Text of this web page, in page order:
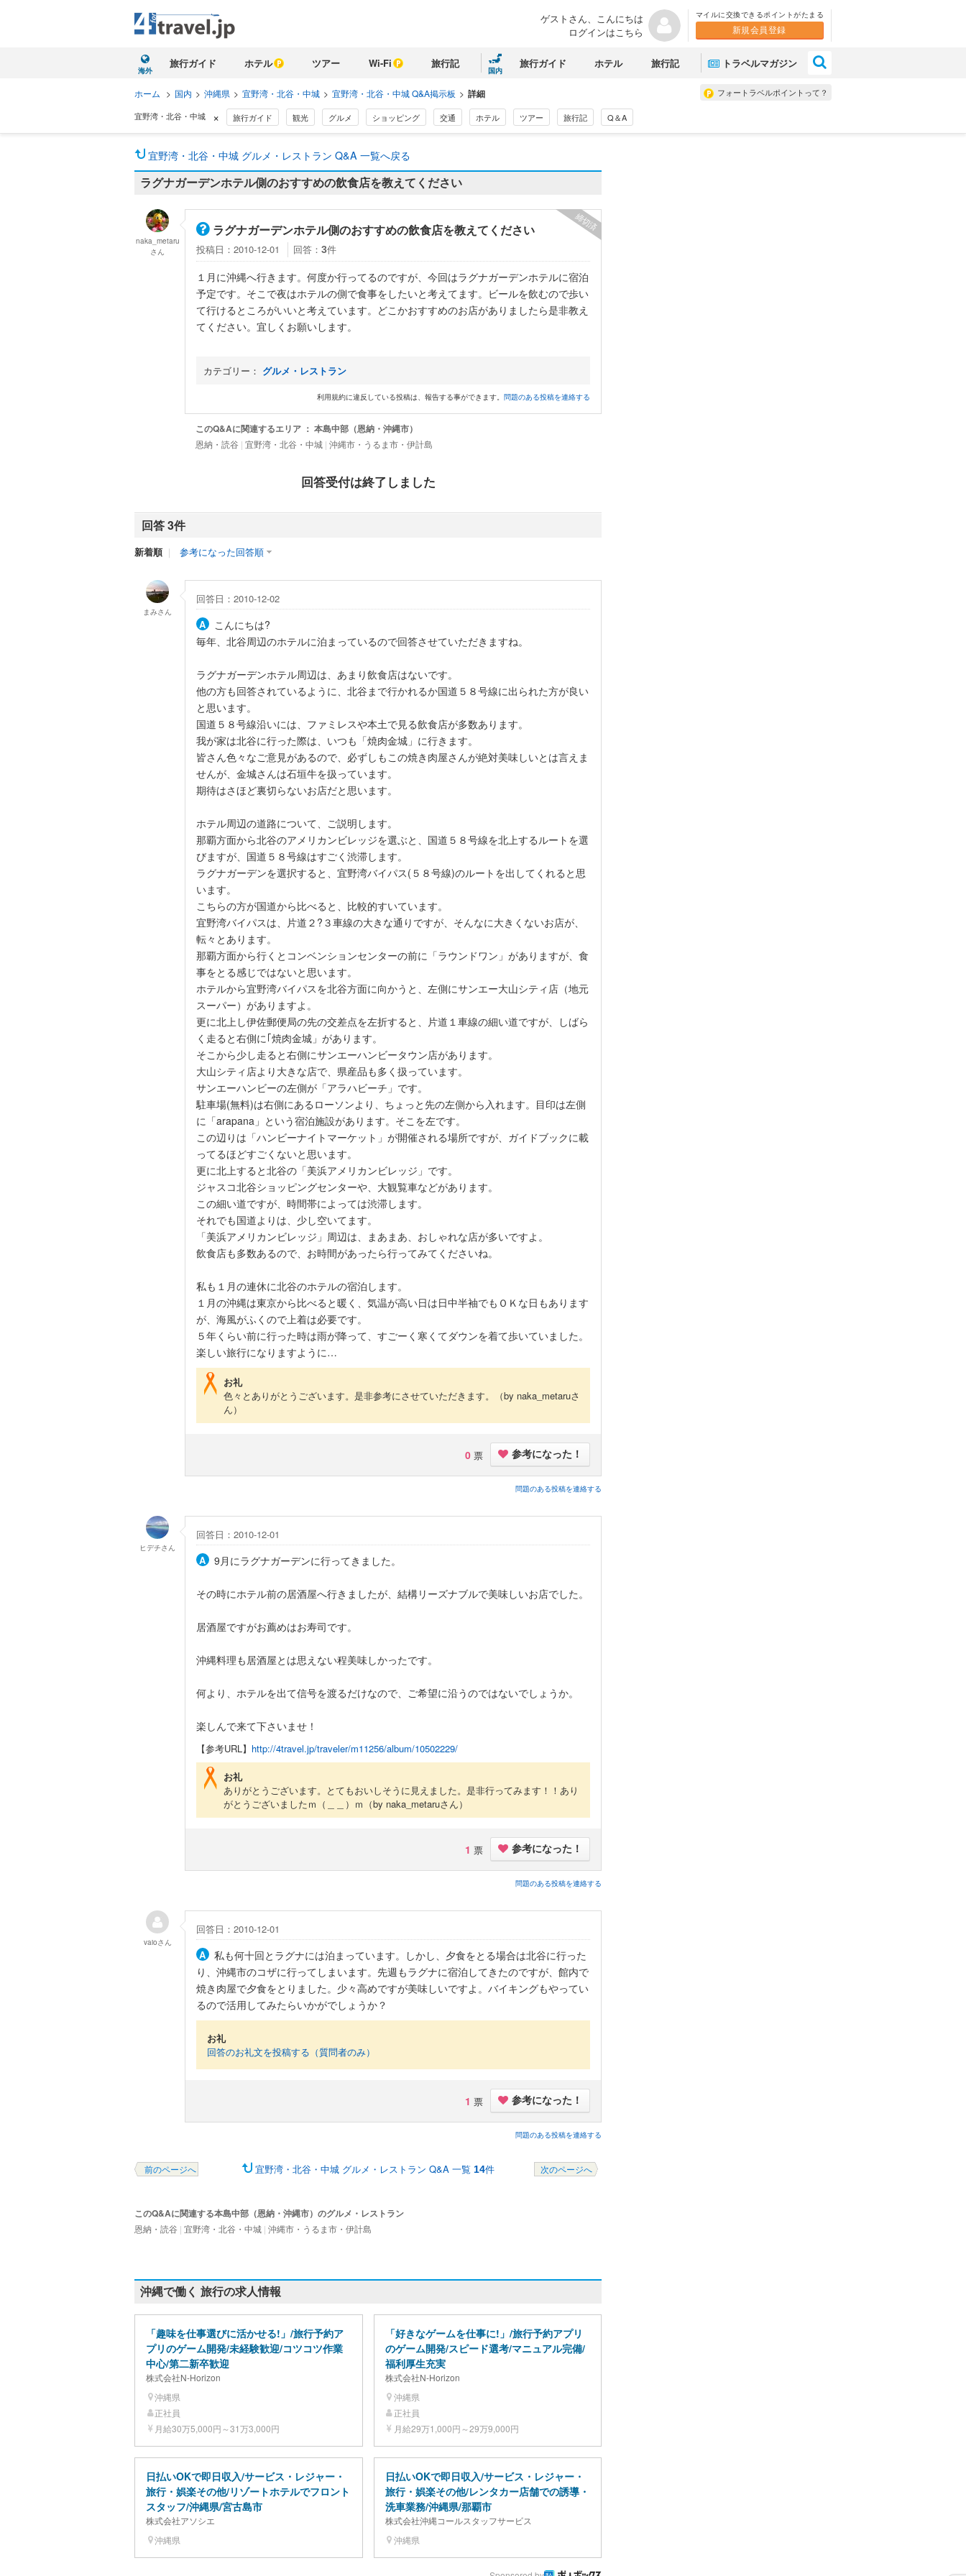
ゲストさん、こんにちは
ログインはこちら
マイルに交換できるポイントがたまる
新規会員登録
海外
旅行ガイド ホテル ツアー Wi-Fi 旅行記
国内
旅行ガイド ホテル 旅行記 トラベルマガジン
フォートラベルポイントって？
ホーム > 国内 > 沖縄県 > 宜野湾・北谷・中城 > 宜野湾・北谷・中城 Q&A掲示板 > 詳細
宜野湾・北谷・中城 × 旅行ガイド 観光 グルメ ショッピング 交通 ホテル ツアー 旅行記 Q＆A
宜野湾・北谷・中城 グルメ・レストラン Q&A 一覧へ戻る
ラグナガーデンホテル側のおすすめの飲食店を教えてください
ラグナガーデンホテル側のおすすめの飲食店を教えてください
投稿日：2010-12-01 回答： 3件
締切済
１月に沖縄へ行きます。何度か行ってるのですが、今回はラグナガーデンホテルに宿泊
予定です。そこで夜はホテルの側で食事をしたいと考えてます。ビールを飲むので歩い
て行けるところがいいと考えています。どこかおすすめのお店がありましたら是非教え
てください。宜しくお願いします。
カテゴリー： グルメ・レストラン
利用規約に違反している投稿は、報告する事ができます。 問題のある投稿を連絡する
naka_metaru
さん
このQ&Aに関連するエリア ： 本島中部（恩納・沖縄市）
恩納・読谷 | 宜野湾・北谷・中城 | 沖縄市・うるま市・伊計島
回答受付は終了しました
回答 3件
新着順 ｜ 参考になった回答順
回答日：2010-12-02
こんにちは?
毎年、北谷周辺のホテルに泊まっているので回答させていただきますね。
ラグナガーデンホテル周辺は、あまり飲食店はないです。
他の方も回答されているように、北谷まで行かれるか国道５８号線に出られた方が良い
と思います。
国道５８号線沿いには、ファミレスや本土で見る飲食店が多数あります。
我が家は北谷に行った際は、いつも「焼肉金城」に行きます。
皆さん色々なご意見があるので、必ずしもこの焼き肉屋さんが絶対美味しいとは言えま
せんが、金城さんは石垣牛を扱っています。
期待はさほど裏切らないお店だと思います。
ホテル周辺の道路について、ご説明します。
那覇方面から北谷のアメリカンビレッジを選ぶと、国道５８号線を北上するルートを選
びますが、国道５８号線はすごく渋滞します。
ラグナガーデンを選択すると、宜野湾バイパス(５８号線)のルートを出してくれると思
います。
こちらの方が国道から比べると、比較的すいています。
宜野湾バイパスは、片道２?３車線の大きな通りですが、そんなに大きくないお店が、
転々とあります。
那覇方面から行くとコンベンションセンターの前に「ラウンドワン」がありますが、食
事をとる感じではないと思います。
ホテルから宜野湾バイパスを北谷方面に向かうと、左側にサンエー大山シティ店（地元
スーパー）がありますよ。
更に北上し伊佐郵便局の先の交差点を左折すると、片道１車線の細い道ですが、しばら
く走ると右側に｢焼肉金城」があります。
そこから少し走ると右側にサンエーハンビータウン店があります。
大山シティ店より大きな店で、県産品も多く扱っています。
サンエーハンビーの左側が「アラハビーチ」です。
駐車場(無料)は右側にあるローソンより、ちょっと先の左側から入れます。目印は左側
に「arapana」という宿泊施設があります。そこを左です。
この辺りは「ハンビーナイトマーケット」が開催される場所ですが、ガイドブックに載
ってるほどすごくないと思います。
更に北上すると北谷の「美浜アメリカンビレッジ」です。
ジャスコ北谷ショッピングセンターや、大観覧車などがあります。
この細い道ですが、時間帯によっては渋滞します。
それでも国道よりは、少し空いてます。
「美浜アメリカンビレッジ」周辺は、まあまあ、おしゃれな店が多いですよ。
飲食店も多数あるので、お時間があったら行ってみてくださいね。
私も１月の連休に北谷のホテルの宿泊します。
１月の沖縄は東京から比べると暖く、気温が高い日は日中半袖でもＯＫな日もあります
が、海風がふくので上着は必要です。
５年くらい前に行った時は雨が降って、すごーく寒くてダウンを着て歩いていました。
楽しい旅行になりますように…
お礼
色々とありがとうございます。是非参考にさせていただきます。
（by naka_metaruさ
ん）
0 票 参考になった！
問題のある投稿を連絡する
まみさん
回答日：2010-12-01
9月にラグナガーデンに行ってきました。
その時にホテル前の居酒屋へ行きましたが、結構リーズナブルで美味しいお店でした。
居酒屋ですがお薦めはお寿司です。
沖縄料理も居酒屋とは思えない程美味しかったです。
何より、ホテルを出て信号を渡るだけなので、ご希望に沿うのではないでしょうか。
楽しんで来て下さいませ！
【参考URL】 http://4travel.jp/traveler/m11256/album/10502229/
お礼
ありがとうございます。とてもおいしそうに見えました。是非行ってみます！！あり
がとうございましたｍ（＿＿）ｍ （by naka_metaruさん）
1 票 参考になった！
問題のある投稿を連絡する
ヒデチさん
回答日：2010-12-01
私も何十回とラグナには泊まっています。しかし、夕食をとる場合は北谷に行った
り、沖縄市のコザに行ってしまいます。先週もラグナに宿泊してきたのですが、館内で
焼き肉屋で夕食をとりました。少々高めですが美味しいですよ。バイキングもやってい
るので活用してみたらいかがでしょうか？
お礼
回答のお礼文を投稿する（質問者のみ）
1 票 参考になった！
問題のある投稿を連絡する
vaioさん
宜野湾・北谷・中城 グルメ・レストラン Q&A 一覧 14件
前のページへ 次のページへ
このQ&Aに関連する本島中部（恩納・沖縄市）のグルメ・レストラン
恩納・読谷 | 宜野湾・北谷・中城 | 沖縄市・うるま市・伊計島
沖縄で働く 旅行の求人情報
「趣味を仕事選びに活かせる!」/旅行予約ア
プリのゲーム開発/未経験歓迎/コツコツ作業
中心/第二新卒歓迎
株式会社N-Horizon
沖縄県
正社員
月給30万5,000円～31万3,000円
「好きなゲームを仕事に!」/旅行予約アプリ
のゲーム開発/スピード選考/マニュアル完備/
福利厚生充実
株式会社N-Horizon
沖縄県
正社員
月給29万1,000円～29万9,000円
日払いOKで即日収入/サービス・レジャー・
旅行・娯楽その他/リゾートホテルでフロント
スタッフ/沖縄県/宮古島市
株式会社アソシエ
沖縄県
日払いOKで即日収入/サービス・レジャー・
旅行・娯楽その他/レンタカー店舗での誘導・
洗車業務/沖縄県/那覇市
株式会社沖縄コールスタッフサービス
沖縄県